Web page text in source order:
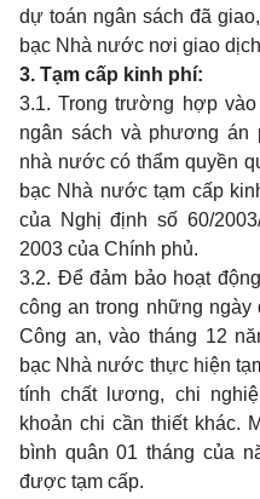
dự toán ngân sách đã
bạc Nhà nước nơi giao
3. Tạm cấp kinh phí:
3.1. Trong trường hợp
ngân sách và phương
nhà nước có thẩm quyền
bạc Nhà nước tạm cấp
của Nghị định số 60/
2003 của Chính phủ.
3.2. Để đảm bảo hoạt
công an trong những ngày
Công an, vào tháng 12
bạc Nhà nước thực hiện
tính chất lương, chi
khoản chi cần thiết khác.
bình quân 01 tháng của
được tạm cấp.